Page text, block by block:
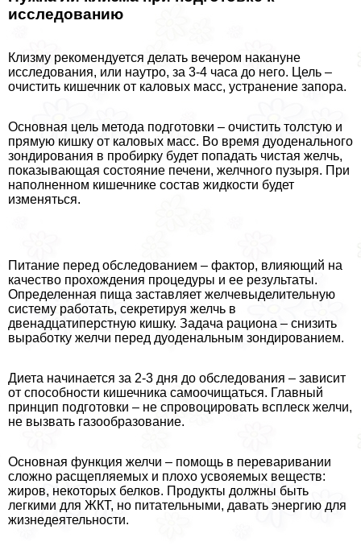
исследованию
Клизму рекомендуется делать вечером накануне
исследования, или наутро, за 3-4 часа до него. Цель –
очистить кишечник от каловых масс, устранение запора.
Основная цель метода подготовки – очистить толстую и
прямую кишку от каловых масс. Во время дуоденального
зондирования в пробирку будет попадать чистая желчь,
показывающая состояние печени, желчного пузыря. При
наполненном кишечнике состав жидкости будет
изменяться.
Питание перед обследованием – фактор, влияющий на
качество прохождения процедуры и ее результаты.
Определенная пища заставляет желчевыделительную
систему работать, секретируя желчь в
двенадцатиперстную кишку. Задача рациона – снизить
выработку желчи перед дуоденальным зондированием.
Диета начинается за 2-3 дня до обследования – зависит
от способности кишечника самоочищаться. Главный
принцип подготовки – не спровоцировать всплеск желчи,
не вызвать газообразование.
Основная функция желчи – помощь в переваривании
сложно расщепляемых и плохо усвояемых веществ:
жиров, некоторых белков. Продукты должны быть
легкими для ЖКТ, но питательными, давать энергию для
жизнедеятельности.